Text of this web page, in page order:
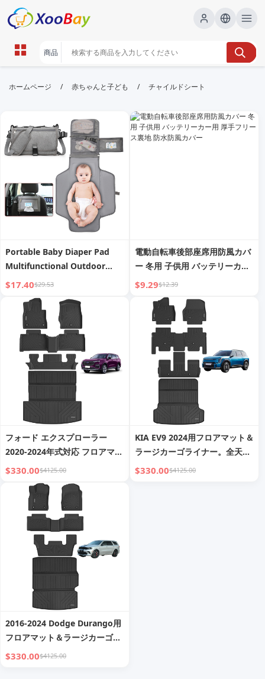
チャイルドシート | XOOBAY B2B/B2C
チャイルドシート,子供用シート,車内安全, wholesale
チャイルドシート, XOOBAY
チャイルドシートの選び方と安全ポイント集
ホームページ / 赤ちゃんと子ども / チャイルドシート
Portable Baby Diaper Pad
Multifunctional Outdoor
Travel Folding Diaper Bag
$17.40$29.53
電動自転車後部座席用防風カバ
ー 冬用 子供用 バッテリーカー
用 厚手フリース裏地 防水防風
$9.29$12.39
フォード エクスプローラー
2020-2024年式対応 フロアマッ
ト＆大型カーゴライナー 全天候
型 3列 滑り止めTPEマット - ブ
ラック。6人乗り - 7人乗り
$330.00$4125.00
KIA EV9 2024用フロアマット＆
ラージカーゴライナー。全天候
型3列滑り止めTPEマット - ブラ
$330.00$4125.00
2016-2024 Dodge Durango用
フロアマット＆ラージカーゴラ
イナー。全天候型3列滑り止め
$330.00$4125.00